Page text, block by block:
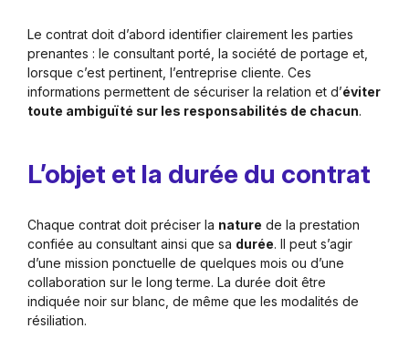
Le contrat doit d’abord identifier clairement les parties
prenantes : le consultant porté, la société de portage et,
lorsque c’est pertinent, l’entreprise cliente. Ces
informations permettent de sécuriser la relation et d’éviter
toute ambiguïté sur les responsabilités de chacun.
L’objet et la durée du contrat
Chaque contrat doit préciser la nature de la prestation
confiée au consultant ainsi que sa durée. Il peut s’agir
d’une mission ponctuelle de quelques mois ou d’une
collaboration sur le long terme. La durée doit être
indiquée noir sur blanc, de même que les modalités de
résiliation.